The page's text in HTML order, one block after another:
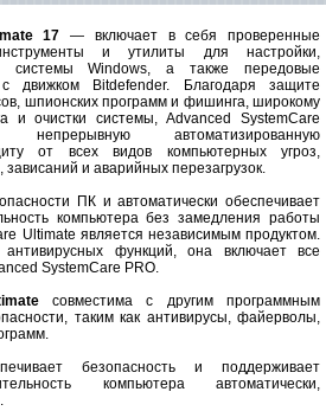
17 — включает в себя проверенные
и утилиты для настройки,
системы Windows, а также передовые
с движком Bitdefender. Благодаря защите
шпионских программ и фишинга, широкому
и очистки системы, Advanced SystemCare
непрерывную автоматизированную
от всех видов компьютерных угроз,
и аварийных перезагрузок.
ПК и автоматически обеспечивает
компьютера без замедления работы
Ultimate является независимым продуктом.
функций, она включает все
SystemCare PRO.
совместима с другим программным
таким как антивирусы, файерволы,
безопасность и поддерживает
компьютера автоматически,